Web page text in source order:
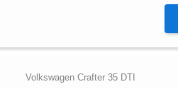
Volkswagen Crafter 35 DTI